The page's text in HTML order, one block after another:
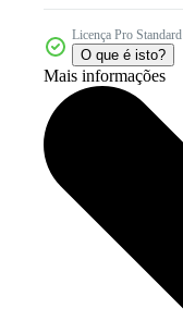
Licença Pro Standard
O que é isto?
Mais informações